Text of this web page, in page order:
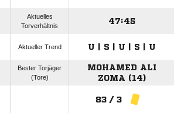
Aktuelles
Torverhältnis
47:45
Aktueller Trend U | S | U | S | U
Bester Torjäger
(Tore)
MOHAMED ALI
ZOMA (14)
83 / 3